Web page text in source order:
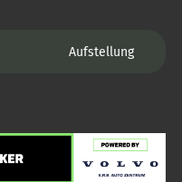
Aufstellung